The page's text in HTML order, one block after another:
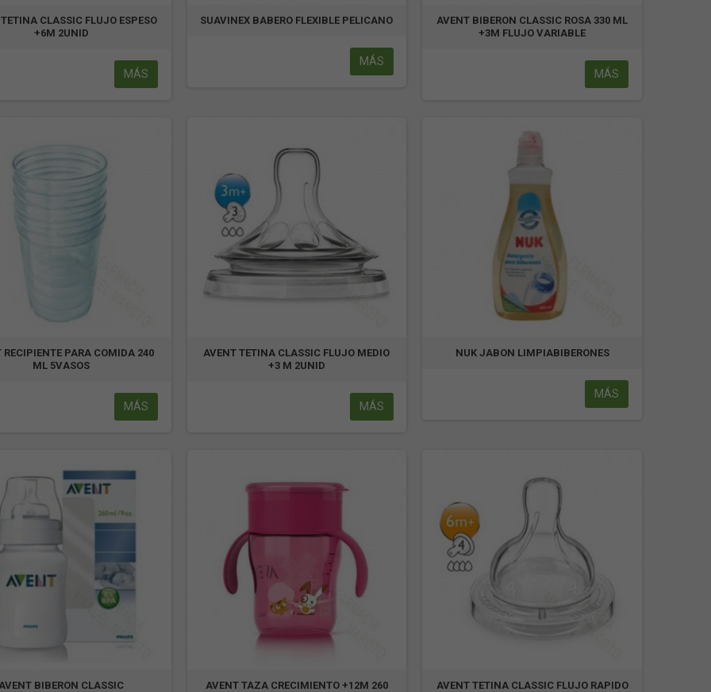
CLASSIC FLUJO ESPESO
+6M 2UNID
MÁS
SUAVINEX BABERO FLEXIBLE PELICANO
MÁS
AVENT BIBERON CLASSIC ROSA 330 ML
+3M FLUJO VARIABLE
MÁS
RECIPIENTE PARA COMIDA 240
ML 5VASOS
MÁS
AVENT TETINA CLASSIC FLUJO MEDIO
+3 M 2UNID
MÁS
NUK JABON LIMPIABIBERONES
MÁS
BIBERON CLASSIC
AVENT TAZA CRECIMIENTO +12M 260
AVENT TETINA CLASSIC FLUJO RAPIDO